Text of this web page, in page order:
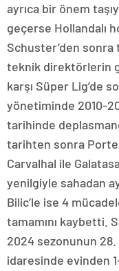
ayrıca bir önem
geçerse Hollandalı
Schuster’den
teknik direktörlerin
karşı Süper Lig’de
yönetiminde 2010-
tarihinde
tarihten sonra
Carvalhal ile
yenilgiyle sahadan
Bilic’le ise 4
tamamını kaybetti.
2024 sezonunun
idaresinde evinden